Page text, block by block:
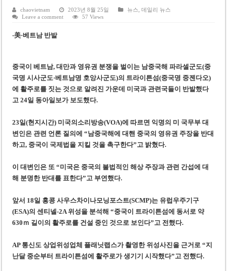
케펠, 투티엠 엠파이어시티 지분 전량 2억7000만 달러에 매각
베트남 MB은행, 2026년 수익 목표 자신…부동산 대출 비율 13% 고수
‘1,000억 달러 남북고속철 투자’ 호언장담 메콜로르 회장 체포
베트남 세무당국, 납세자 정보 공개 기준·절차 명확화
chaovietnam 2023년 8월 25일 뉴스 ,데일리 뉴스
Leave a comment
57 Views
-美·베트남 반발
중국이 베트남, 대만과 영유권 분쟁을 벌이는 남중국해 파라셀군도(중
국명 시사군도·베트남명 호앙사군도)의 트라이튼섬(중국명 중젠다오)
에 활주로를 짓는 것으로 알려진 가운데 미국과 관련국들이 반발했다
고 24일 동아일보가 보도했다.
23일(현지시간) 미국의소리방송(VOA)에 따르면 익명의 미 국무부 대
변인은 관련 언론 질의에 “남중국해에 대핸 중국의 영유권 주장을 반대
하고, 중국이 국제법을 지킬 것을 촉구한다”고 밝혔다.
이 대변인은 또 “미국은 중국의 불법적인 해상 주장과 관련 간섭에 대
해 분명한 반대를 표한다”고 부연했다.
앞서 18일 홍콩 사우스차이나모닝포스트(SCMP)는 유럽우주기구
(ESA)의 센티넬-2A 위성을 분석해 “중국이 트라이튼섬에 동서로 약
630ｍ 길이의 활주로를 건설 중인 것으로 보인다”고 전했다.
AP 통신도 상업위성업체 플래닛랩스가 촬영한 위성사진을 근거로 “지
난달 중순부터 트라이튼섬에 활주로가 생기기 시작했다”고 전했다.